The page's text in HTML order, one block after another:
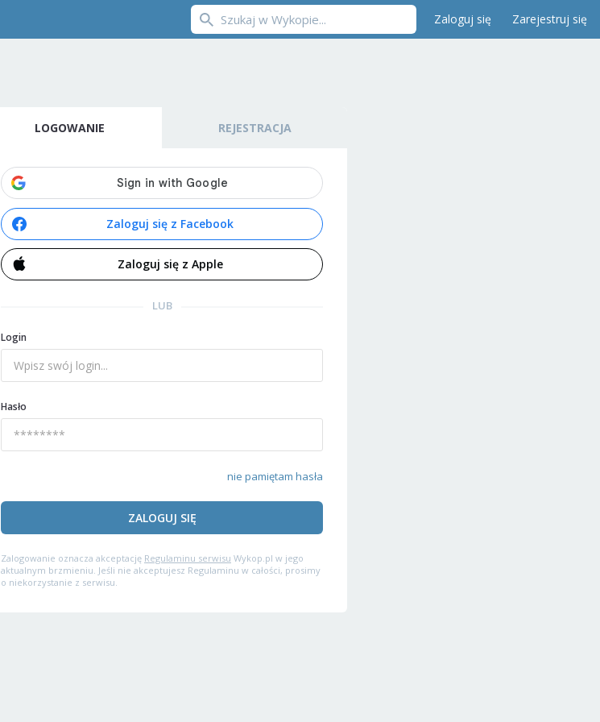
Zaloguj się Zarejestruj się
LOGOWANIE REJESTRACJA
Zaloguj się z Facebook
Zaloguj się z Apple
LUB
Login
Hasło
nie pamiętam hasła
ZALOGUJ SIĘ
Zalogowanie oznacza akceptację Regulaminu serwisu Wykop.pl w jego
aktualnym brzmieniu. Jeśli nie akceptujesz Regulaminu w całości, prosimy
o niekorzystanie z serwisu.